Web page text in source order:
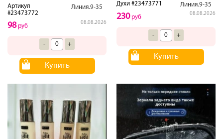
Артикул
#23473772
Линия.9-35
08.08.2026
98руб
- +
Купить
Духи #23473771 Линия.9-35
08.08.2026
230руб
- +
Купить